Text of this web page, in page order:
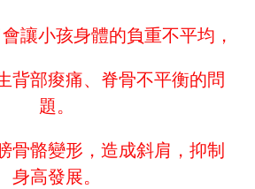
讓小孩身體的負重不平均，
背部痠痛、脊骨不平衡的問
題。
骨骼變形，造成斜肩，抑制
身高發展。